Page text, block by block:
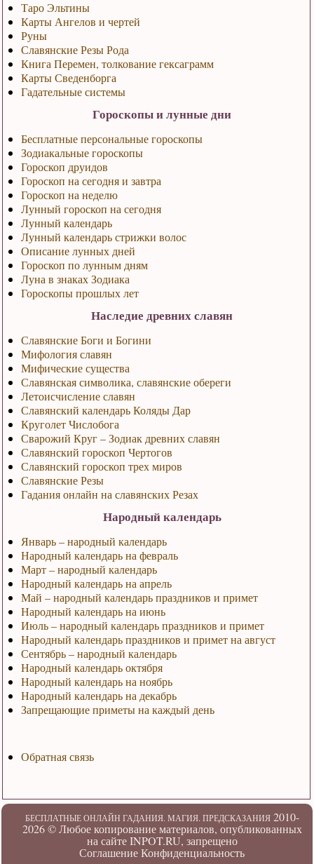
Таро Эльтины
Карты Ангелов и чертей
Руны
Славянские Резы Рода
Книга Перемен, толкование гексаграмм
Карты Сведенборга
Гадательные системы
Гороскопы и лунные дни
Бесплатные персональные гороскопы
Зодиакальные гороскопы
Гороскоп друидов
Гороскоп на сегодня и завтра
Гороскоп на неделю
Лунный гороскоп на сегодня
Лунный календарь
Лунный календарь стрижки волос
Описание лунных дней
Гороскоп по лунным дням
Луна в знаках Зодиака
Гороскопы прошлых лет
Наследие древних славян
Славянские Боги и Богини
Мифология славян
Мифические существа
Славянская символика, славянские обереги
Летоисчисление славян
Славянский календарь Коляды Дар
Круголет Числобога
Сварожий Круг – Зодиак древних славян
Славянский гороскоп Чертогов
Славянский гороскоп трех миров
Славянские Резы
Гадания онлайн на славянских Резах
Народный календарь
Январь – народный календарь
Народный календарь на февраль
Март – народный календарь
Народный календарь на апрель
Май – народный календарь праздников и примет
Народный календарь на июнь
Июль – народный календарь праздников и примет
Народный календарь праздников и примет на август
Сентябрь – народный календарь
Народный календарь октября
Народный календарь на ноябрь
Народный календарь на декабрь
Запрещающие приметы на каждый день
Обратная связь
БЕСПЛАТНЫЕ ОНЛАЙН ГАДАНИЯ. МАГИЯ. ПРЕДСКАЗАНИЯ2010-
2026 ©Любое копирование материалов, опубликованных
на сайте INPOT.RU, запрещено
Соглашение Конфиденциальность